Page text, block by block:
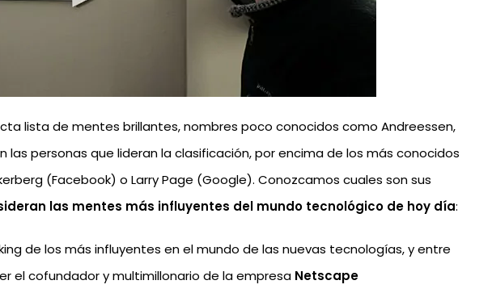
lista de mentes brillantes, nombres poco conocidos como Andreessen,
las personas que lideran la clasificación, por encima de los más conocidos
(Facebook) o Larry Page (Google). Conozcamos cuales son sus
las mentes más influyentes del mundo tecnológico de hoy día:
de los más influyentes en el mundo de las nuevas tecnologías, y entre
el cofundador y multimillonario de la empresa Netscape